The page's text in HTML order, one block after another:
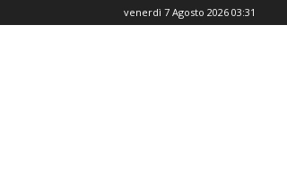
venerdì 7 Agosto 2026 03:31